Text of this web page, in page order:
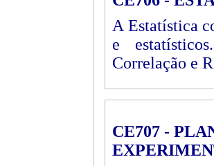
A Estatística
e
Correlação e
CE707 -